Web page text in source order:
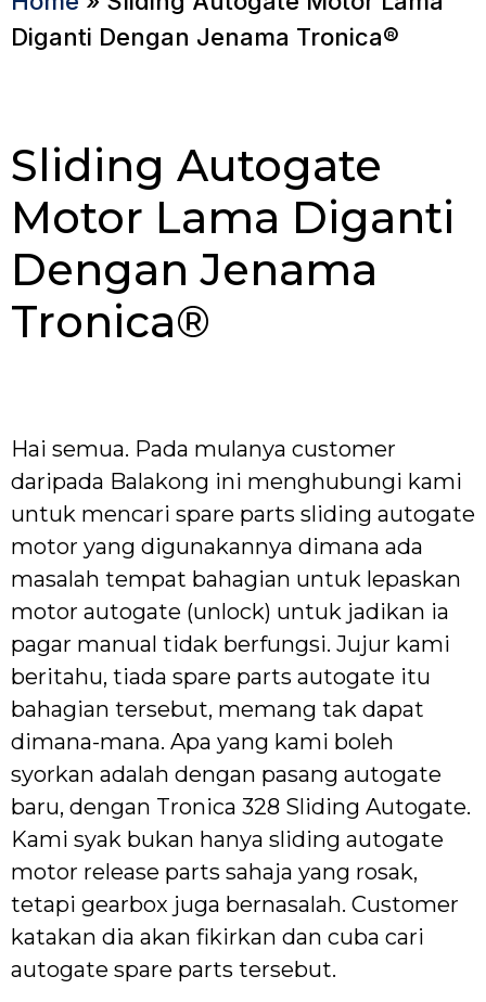
Diganti Dengan Jenama Tronica®
Sliding Autogate
Motor Lama Diganti
Dengan Jenama
Tronica®
Hai semua. Pada mulanya customer
daripada Balakong ini menghubungi kami
untuk mencari spare parts sliding autogate
motor yang digunakannya dimana ada
masalah tempat bahagian untuk lepaskan
motor autogate (unlock) untuk jadikan ia
pagar manual tidak berfungsi. Jujur kami
beritahu, tiada spare parts autogate itu
bahagian tersebut, memang tak dapat
dimana-mana. Apa yang kami boleh
syorkan adalah dengan pasang autogate
baru, dengan Tronica 328 Sliding Autogate.
Kami syak bukan hanya sliding autogate
motor release parts sahaja yang rosak,
tetapi gearbox juga bernasalah. Customer
katakan dia akan fikirkan dan cuba cari
autogate spare parts tersebut.